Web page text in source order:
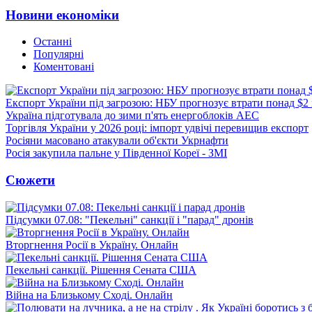
Новини економіки
Останні
Популярні
Коментовані
Експорт України під загрозою: НБУ прогнозує втрати понад
Україна підготувала до зими п'ять енергоблоків АЕС
Торгівля України у 2026 році: імпорт удвічі перевищив експорт
Росіяни масовано атакували об'єкти Укрнафти
Росія закупила пальне у Південної Кореї - ЗМІ
Сюжети
Підсумки 07.08: "Пекельні" санкції і "парад" дронів
Вторгнення Росії в Україну. Онлайн
Пекельні санкції. Рішення Сената США
Війна на Близькому Сході. Онлайн